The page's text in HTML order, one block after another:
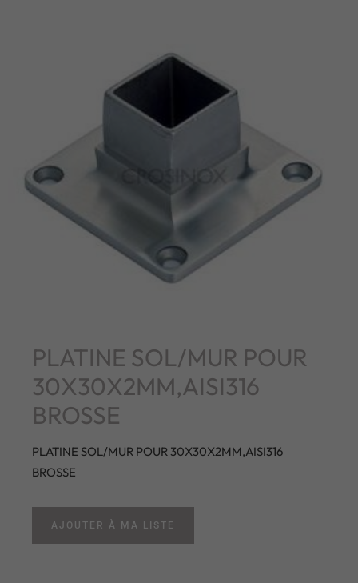
PLATINE SOL/MUR POUR
30X30X2MM,AISI316
BROSSE
PLATINE SOL/MUR POUR 30X30X2MM,AISI316
BROSSE
AJOUTER À MA LISTE